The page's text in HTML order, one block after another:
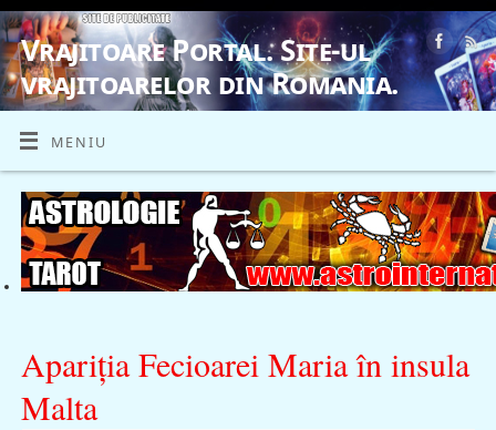
Vrajitoare Portal. Site-ul
vrajitoarelor din Romania.
VRAJITOARE, VRAJITOARELE, VRAJITOARE
MENIU
Apariţia Fecioarei Maria în insula
Malta